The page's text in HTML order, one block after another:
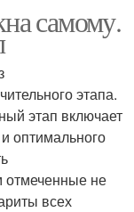
самому.
этапа.
этап включает
оптимального
отмеченные не
всех